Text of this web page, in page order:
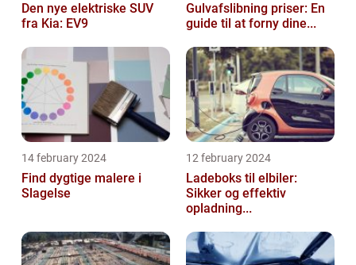
Den nye elektriske SUV
fra Kia: EV9
Gulvafslibning priser: En
guide til at forny dine...
14 february 2024
Find dygtige malere i
Slagelse
12 february 2024
Ladeboks til elbiler:
Sikker og effektiv
opladning...